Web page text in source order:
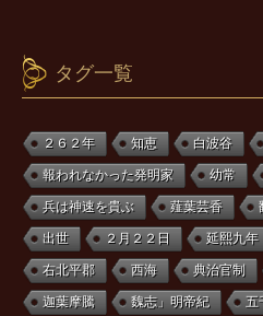
タグ一覧
２６２年 知恵 白波谷
報われなかった発明家 幼常
兵は神速を貴ぶ 薤葉芸香
出世 ２月２２日 延熙九年
右北平郡 西海 典治官制
迦葉摩騰 魏志」明帝紀 五